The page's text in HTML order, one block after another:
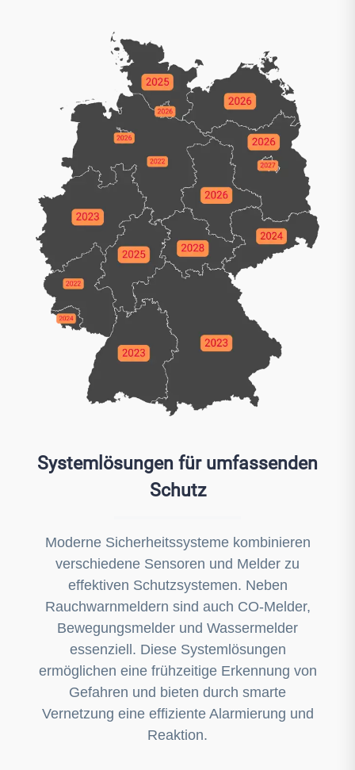
Systemlösungen für umfassenden
Schutz
Moderne Sicherheitssysteme kombinieren
verschiedene Sensoren und Melder zu
effektiven Schutzsystemen. Neben
Rauchwarnmeldern sind auch CO-Melder,
Bewegungsmelder und Wassermelder
essenziell. Diese Systemlösungen
ermöglichen eine frühzeitige Erkennung von
Gefahren und bieten durch smarte
Vernetzung eine effiziente Alarmierung und
Reaktion.